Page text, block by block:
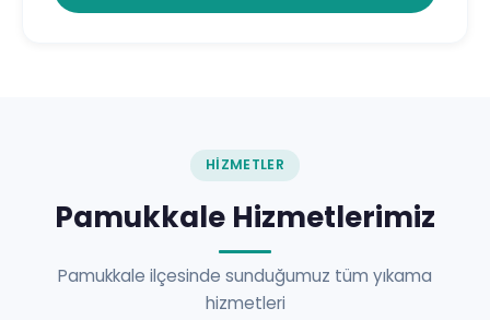
HIZMETLER
Pamukkale Hizmetlerimiz
Pamukkale ilçesinde sunduğumuz tüm yıkama
hizmetleri